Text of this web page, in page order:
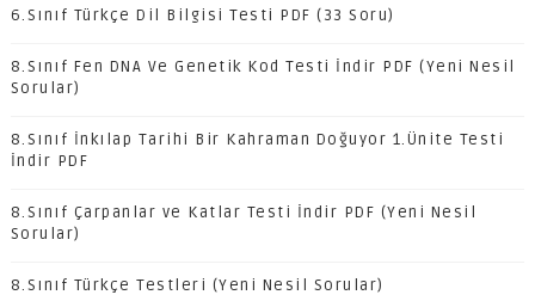
6.Sınıf Türkçe Dil Bilgisi Testi PDF (33 Soru)
8.Sınıf Fen DNA Ve Genetik Kod Testi İndir PDF (Yeni Nesil
Sorular)
8.Sınıf İnkılap Tarihi Bir Kahraman Doğuyor 1.Ünite Testi
İndir PDF
8.Sınıf Çarpanlar ve Katlar Testi İndir PDF (Yeni Nesil
Sorular)
8.Sınıf Türkçe Testleri (Yeni Nesil Sorular)